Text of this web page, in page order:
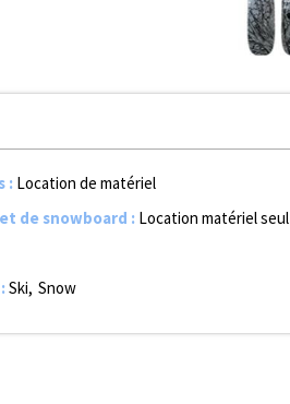
: Location de matériel
de snowboard : Location matériel seul
:Ski Snow